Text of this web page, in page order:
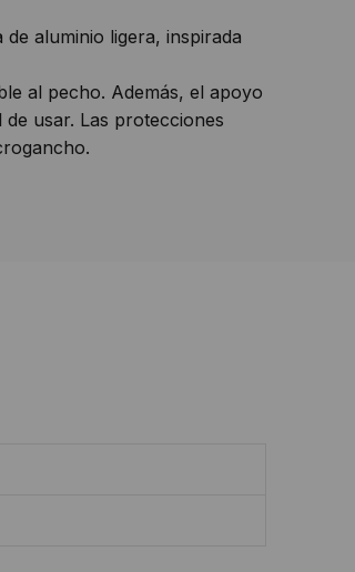
aluminio ligera, inspirada
al pecho. Además, el apoyo
usar. Las protecciones